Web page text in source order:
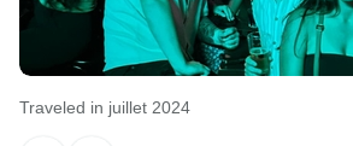
Traveled in juillet 2024